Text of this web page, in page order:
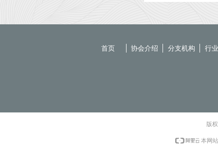
首页 协会介绍 分支机构 行
版
本网